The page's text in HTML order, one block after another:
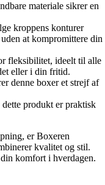
materiale sikrer en
kroppens konturer
at kompromittere din
fleksibilitet, ideelt til alle
eller i din fritid.
denne boxer et strejf af
produkt er praktisk
er Boxeren
kvalitet og stil.
komfort i hverdagen.